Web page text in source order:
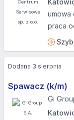
umowa
praca
Spawacz (k/m)
Gi
Dodana 3 sierpnia